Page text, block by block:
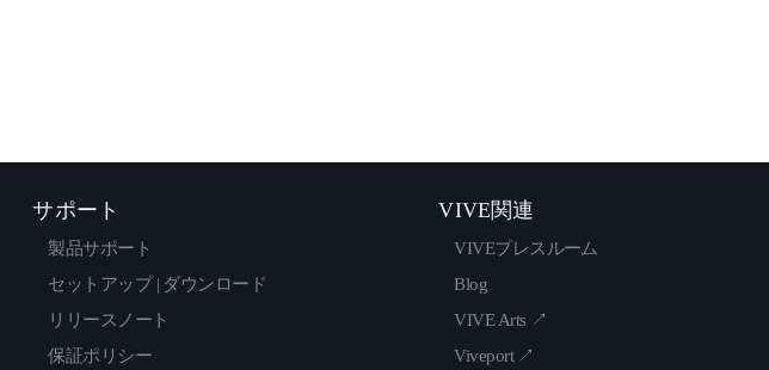
サポート
製品サポート
セットアップ | ダウンロード
リリースノート
保証ポリシー
VIVE関連
VIVEプレスルーム
Blog
VIVE Arts ↗
Viveport ↗